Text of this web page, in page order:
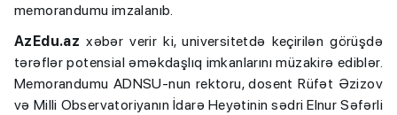
memorandumu imzalanıb.
AzEdu.az xəbər verir ki, universitetdə keçirilən görüşdə
tərəflər potensial əməkdaşlıq imkanlarını müzakirə ediblər.
Memorandumu ADNSU-nun rektoru, dosent Rüfət Əzizov
və Milli Observatoriyanın İdarə Heyətinin sədri Elnur Səfərli